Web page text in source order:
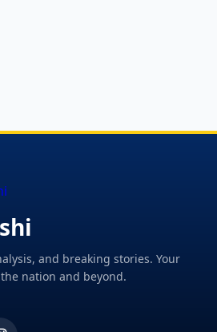
and breaking stories. Your
nation and beyond.